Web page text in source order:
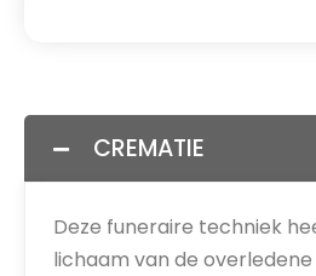
CREMATIE
Deze funeraire techniek
lichaam van de